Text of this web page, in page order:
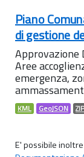
Piano
di gestione
Aree
emergenza,
KML GeoJSON ZIP
E' possibile